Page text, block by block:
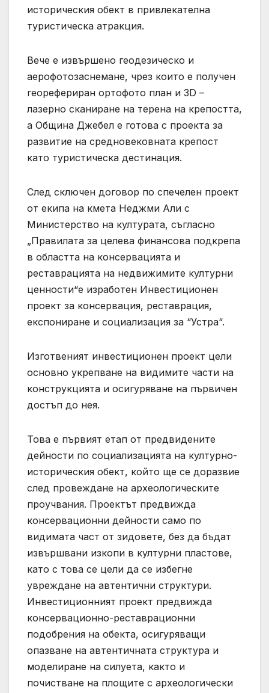
историческия обект в привлекателна
туристическа атракция.
Вече е извършено геодезическо и
аерофотозаснемане, чрез които е получен
георефериран ортофото план и 3D –
лазерно сканиране на терена на крепостта,
а Община Джебел е готова с проекта за
развитие на средновековната крепост
като туристическа дестинация.
След сключен договор по спечелен проект
от екипа на кмета Неджми Али с
Министерство на културата, съгласно
„Правилата за целева финансова подкрепа
в областта на консервацията и
реставрацията на недвижимите културни
ценности“е изработен Инвестиционен
проект за консервация, реставрация,
експониране и социализация за “Устра“.
Изготвеният инвестиционен проект цели
основно укрепване на видимите части на
конструкцията и осигуряване на първичен
достъп до нея.
Това е първият етап от предвидените
дейности по социализацията на културно-
историческия обект, който ще се доразвие
след провеждане на археологическите
проучвания. Проектът предвижда
консервационни дейности само по
видимата част от зидовете, без да бъдат
извършвани изкопи в културни пластове,
като с това се цели да се избегне
увреждане на автентични структури.
Инвестиционният проект предвижда
консервационно-реставрационни
подобрения на обекта, осигуряващи
опазване на автентичната структура и
моделиране на силуета, както и
почистване на площите с археологически